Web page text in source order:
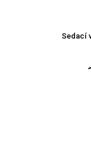
Sedací